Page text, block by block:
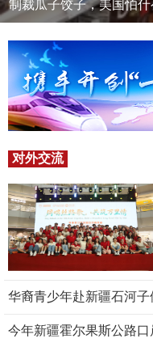
制裁瓜子饺子，美国怕什
对外交流
华裔青少年赴新疆石河子
今年新疆霍尔果斯公路